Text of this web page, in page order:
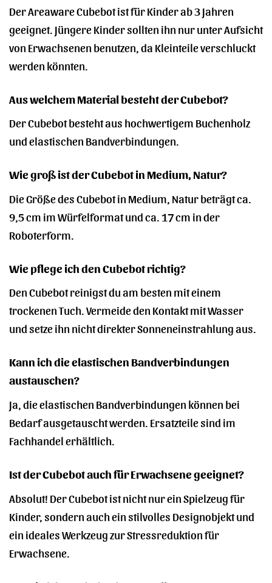
Der Areaware Cubebot ist für Kinder ab 3 Jahren
geeignet. Jüngere Kinder sollten ihn nur unter Aufsicht
von Erwachsenen benutzen, da Kleinteile verschluckt
werden könnten.
Aus welchem Material besteht der Cubebot?
Der Cubebot besteht aus hochwertigem Buchenholz
und elastischen Bandverbindungen.
Wie groß ist der Cubebot in Medium, Natur?
Die Größe des Cubebot in Medium, Natur beträgt ca.
9,5 cm im Würfelformat und ca. 17 cm in der
Roboterform.
Wie pflege ich den Cubebot richtig?
Den Cubebot reinigst du am besten mit einem
trockenen Tuch. Vermeide den Kontakt mit Wasser
und setze ihn nicht direkter Sonneneinstrahlung aus.
Kann ich die elastischen Bandverbindungen
austauschen?
Ja, die elastischen Bandverbindungen können bei
Bedarf ausgetauscht werden. Ersatzteile sind im
Fachhandel erhältlich.
Ist der Cubebot auch für Erwachsene geeignet?
Absolut! Der Cubebot ist nicht nur ein Spielzeug für
Kinder, sondern auch ein stilvolles Designobjekt und
ein ideales Werkzeug zur Stressreduktion für
Erwachsene.